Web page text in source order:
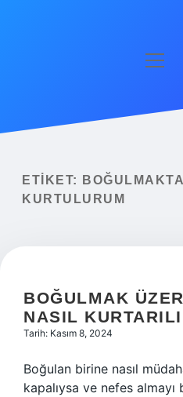
Yasal Uyarı
ETIKET:
KURTULURUM
BOĞULMAK
NASIL
Tarih: Kasım 8, 2024
Boğulan birine nasıl
kapalıysa ve nefes almayı